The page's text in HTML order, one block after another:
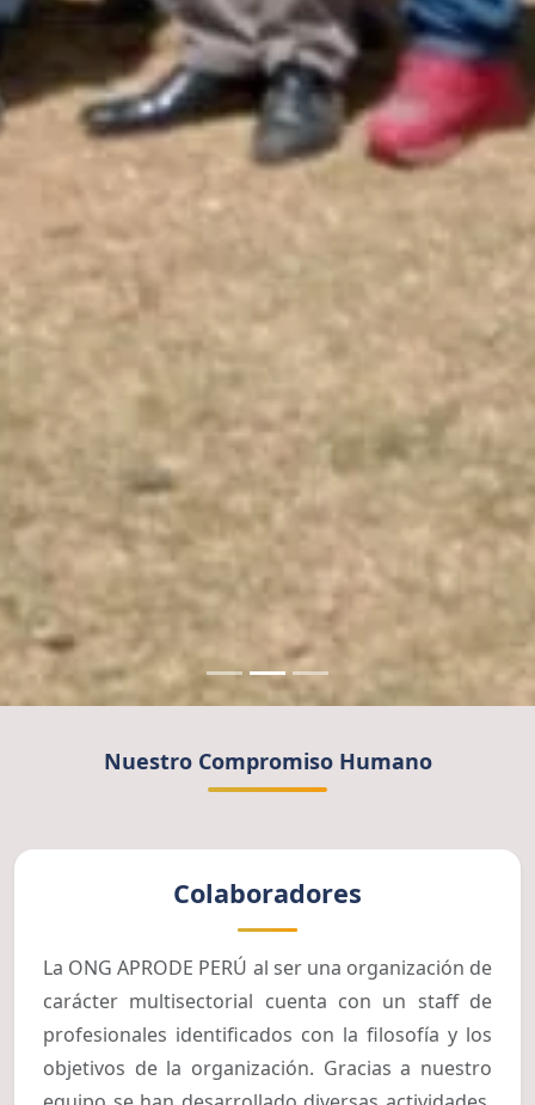
Nuestro Compromiso Humano
Colaboradores
La ONG APRODE PERÚ al ser una organización de
carácter multisectorial cuenta con un staff de
profesionales identificados con la filosofía y los
objetivos de la organización. Gracias a nuestro